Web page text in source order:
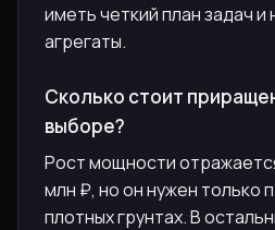
иметь четкий план задач
агрегаты.
Сколько стоит
выборе?
Рост мощности
млн ₽, но он нужен только
плотных грунтах. В